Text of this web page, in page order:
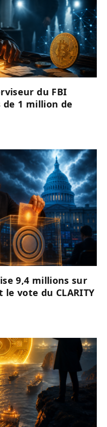
du FBI
de 1 million de
9,4 millions sur
vote du CLARITY